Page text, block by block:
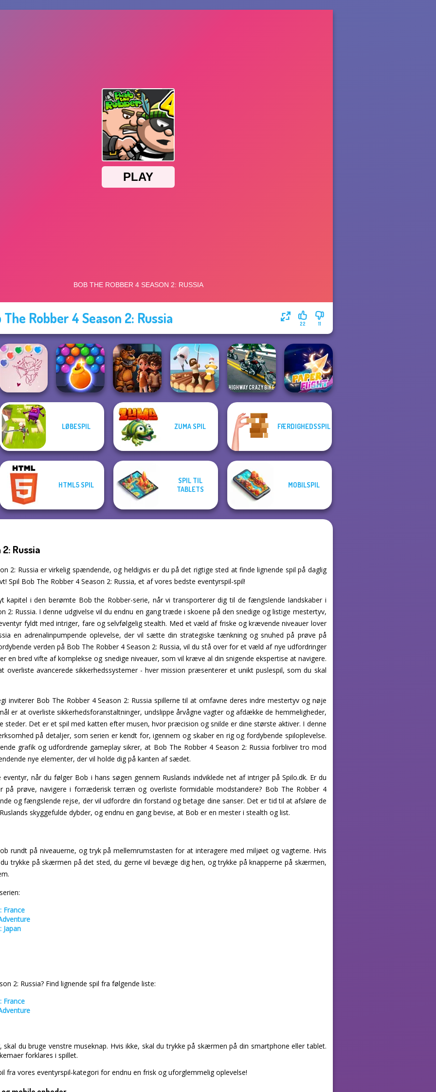
The Robber 4 Season 2: Russia 11
22
Bubble Shooter
Valentine
Bubble Shooter
FNAF Horror At
Home
Highway Crazy
Bike
LØBESPIL ZUMA SPIL FÆRDIGHEDSSPIL
HTML5 SPIL
SPIL TIL
TABLETS
MOBILSPIL
Russia
2: Russia er virkelig spændende, og heldigvis er du på det rigtige sted at finde lignende spil på daglig
Spil Bob The Robber 4 Season 2: Russia, et af vores bedste eventyrspil-spil!
kapitel i den berømte Bob the Robber-serie, når vi transporterer dig til de fængslende landskaber i
2: Russia. I denne udgivelse vil du endnu en gang træde i skoene på den snedige og listige mestertyv,
fyldt med intriger, fare og selvfølgelig stealth. Med et væld af friske og krævende niveauer lover
en adrenalinpumpende oplevelse, der vil sætte din strategiske tænkning og snuhed på prøve på
verden på Bob The Robber 4 Season 2: Russia, vil du stå over for et væld af nye udfordringer
en bred vifte af komplekse og snedige niveauer, som vil kræve al din snigende ekspertise at navigere.
overliste avancerede sikkerhedssystemer - hver mission præsenterer et unikt puslespil, som du skal
inviterer Bob The Robber 4 Season 2: Russia spillerne til at omfavne deres indre mestertyv og nøje
er at overliste sikkerhedsforanstaltninger, undslippe årvågne vagter og afdække de hemmeligheder,
steder. Det er et spil med katten efter musen, hvor præcision og snilde er dine største aktiver. I denne
på detaljer, som serien er kendt for, igennem og skaber en rig og fordybende spiloplevelse.
grafik og udfordrende gameplay sikrer, at Bob The Robber 4 Season 2: Russia forbliver tro mod
nye elementer, der vil holde dig på kanten af sædet.
når du følger Bob i hans søgen gennem Ruslands indviklede net af intriger på Spilo.dk. Er du
prøve, navigere i forræderisk terræn og overliste formidable modstandere? Bob The Robber 4
og fængslende rejse, der vil udfordre din forstand og betage dine sanser. Det er tid til at afsløre de
skyggefulde dybder, og endnu en gang bevise, at Bob er en mester i stealth og list.
rundt på niveauerne, og tryk på mellemrumstasten for at interagere med miljøet og vagterne. Hvis
trykke på skærmen på det sted, du gerne vil bevæge dig hen, og trykke på knapperne på skærmen,
France
Japan
2: Russia? Find lignende spil fra følgende liste:
France
skal du bruge venstre museknap. Hvis ikke, skal du trykke på skærmen på din smartphone eller tablet.
forklares i spillet.
fra vores eventyrspil-kategori for endnu en frisk og uforglemmelig oplevelse!